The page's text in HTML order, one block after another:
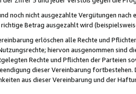
noch nicht ausgezahlte Vergütungen
Betrag ausgezahlt wird
erlöschen alle Rechte und
hiervon ausgenommen sind
Rechte und Pflichten der Parteien
dieser Vereinbarung
aus dieser Vereinbarung und der